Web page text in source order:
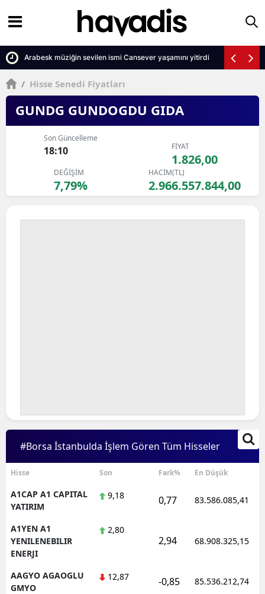
tepki Arabesk müziğin sevilen ismi Cansever yaşamını yitirdi
/ Hisse Senedi Fiyatları
GUNDG GUNDOGDU GIDA
Son Güncelleme
18:10 FİYAT
1.826,00
DEĞİŞİM
7,79%
HACİM(TL)
2.966.557.844,00
#Borsa İstanbulda İşlem Gören Tüm Hisseler
Hisse Son Fark% En Düşük
A1CAP A1 CAPITAL
YATIRIM
9,18 0,77 83.586.085,41
A1YEN A1
YENILENEBILIR
ENERJI
2,80
2,94 68.908.325,15
AAGYO AGAOGLU
GMYO
12,87 -0,85 85.536.212,74